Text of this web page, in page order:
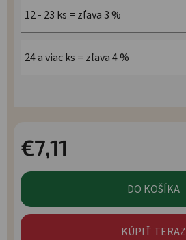
12 - 23 ks = zľava 3 %
24 a viac ks = zľava 4 %
€7,11
Jednotková cena:
DO KOŠÍKA
KÚPIŤ TERAZ